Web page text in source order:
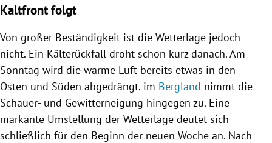
Kaltfront folgt
Von großer Beständigkeit ist die Wetterlage jedoch
nicht. Ein Kälterückfall droht schon kurz danach. Am
Sonntag wird die warme Luft bereits etwas in den
Osten und Süden abgedrängt, im Bergland nimmt die
Schauer- und Gewitterneigung hingegen zu. Eine
markante Umstellung der Wetterlage deutet sich
schließlich für den Beginn der neuen Woche an. Nach